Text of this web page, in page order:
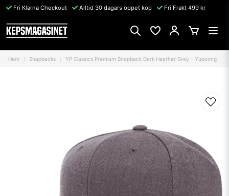
Fri Klarna Checkout Alltid 30 dagars öppet köp Fri Frakt 499 kr
Hem Snapbacks YP Classics Premium Snapback Dark Heather Grey - Yupoong